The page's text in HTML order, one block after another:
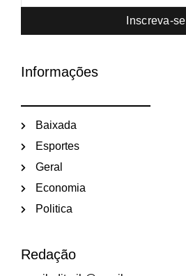
Inscreva-se
Informações
Baixada
Esportes
Geral
Economia
Politica
Redação